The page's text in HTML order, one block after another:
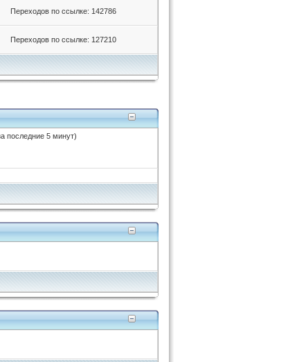
Переходов по ссылке: 142786
Переходов по ссылке: 127210
последние 5 минут)